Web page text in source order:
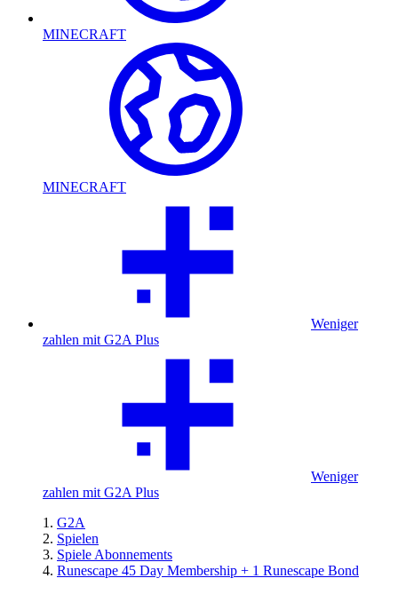
MINECRAFT
MINECRAFT
Weniger
zahlen mit G2A Plus
Weniger
zahlen mit G2A Plus
G2A
Spielen
Spiele Abonnements
Runescape 45 Day Membership + 1 Runescape Bond